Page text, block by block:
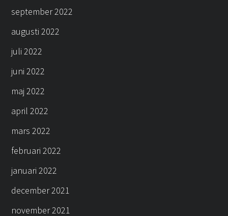
september 2022
augusti 2022
juli 2022
juni 2022
maj 2022
april 2022
mars 2022
februari 2022
januari 2022
december 2021
november 2021